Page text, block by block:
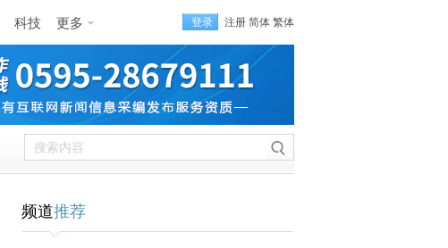
科技 更多 登录 注册 简体 繁体
频道推荐